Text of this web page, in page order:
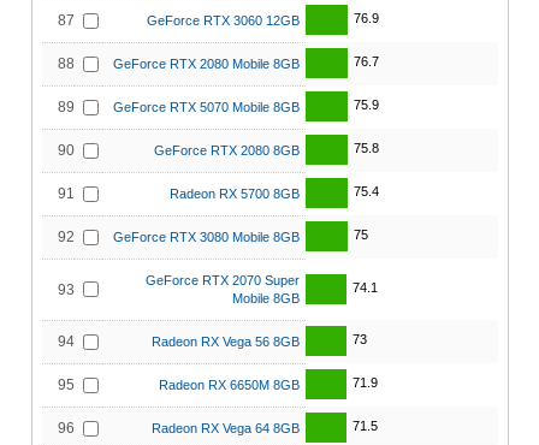
87 GeForce RTX 3060 12GB 76.9
88 GeForce RTX 2080 Mobile 8GB 76.7
89 GeForce RTX 5070 Mobile 8GB 75.9
90 GeForce RTX 2080 8GB 75.8
91 Radeon RX 5700 8GB 75.4
92 GeForce RTX 3080 Mobile 8GB 75
93
GeForce RTX 2070 Super
Mobile 8GB
74.1
94 Radeon RX Vega 56 8GB 73
95 Radeon RX 6650M 8GB 71.9
96 Radeon RX Vega 64 8GB 71.5